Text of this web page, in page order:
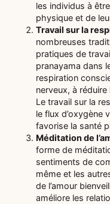
les individus à
physique et de
Travail sur la
nombreuses
pratiques de
pranayama dans
respiration
nerveux, à
Le travail sur la
le flux d’oxygène
favorise la santé
Méditation de
forme de
sentiments de
même et les
de l’amour
améliore les